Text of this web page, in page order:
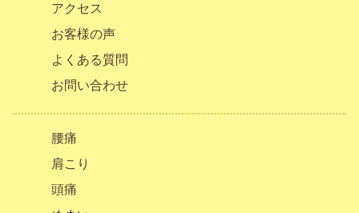
アクセス
お客様の声
よくある質問
お問い合わせ
腰痛
肩こり
頭痛